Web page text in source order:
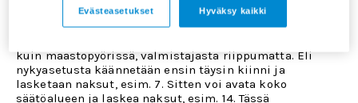
iskareiden säätöohjeissa lasketaan naksut AINA täysin
suljetusta (eniten vaimennusta) asennosta aukipäin.
kuin maastopyörissä, valmistajasta riippumatta. Eli
nykyasetusta käännetään ensin täysin kiinni ja
lasketaan naksut, esim. 7. Sitten voi avata koko
säätöalueen ja laskea naksut, esim. 14. Tässä
Hyväksy kaikki
Evästeasetukset